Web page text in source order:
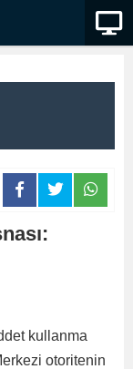
kullanma
otoritenin